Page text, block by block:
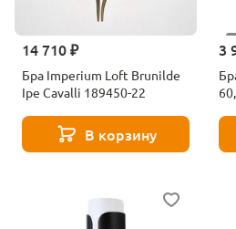
14 710 ₽
Бра Imperium Loft Brunilde
Ipe Cavalli 189450-22
В корзину
3